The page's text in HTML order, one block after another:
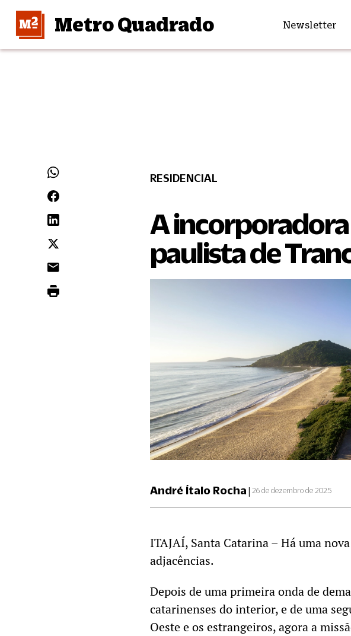
Metro Quadrado Newsletter
RESIDENCIAL
A
paulista de
André Ítalo Rocha| 26 de dezembro de 2025
ITAJAÍ, Santa Catarina – Há uma
adjacências.
Depois de uma primeira onda de
catarinenses do interior, e de uma
Oeste e os estrangeiros, agora a